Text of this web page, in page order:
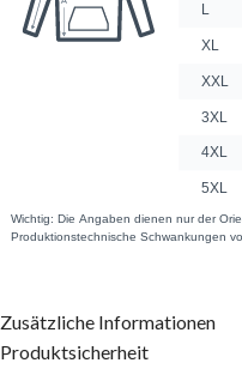
Zusätzliche Informationen
Produktsicherheit